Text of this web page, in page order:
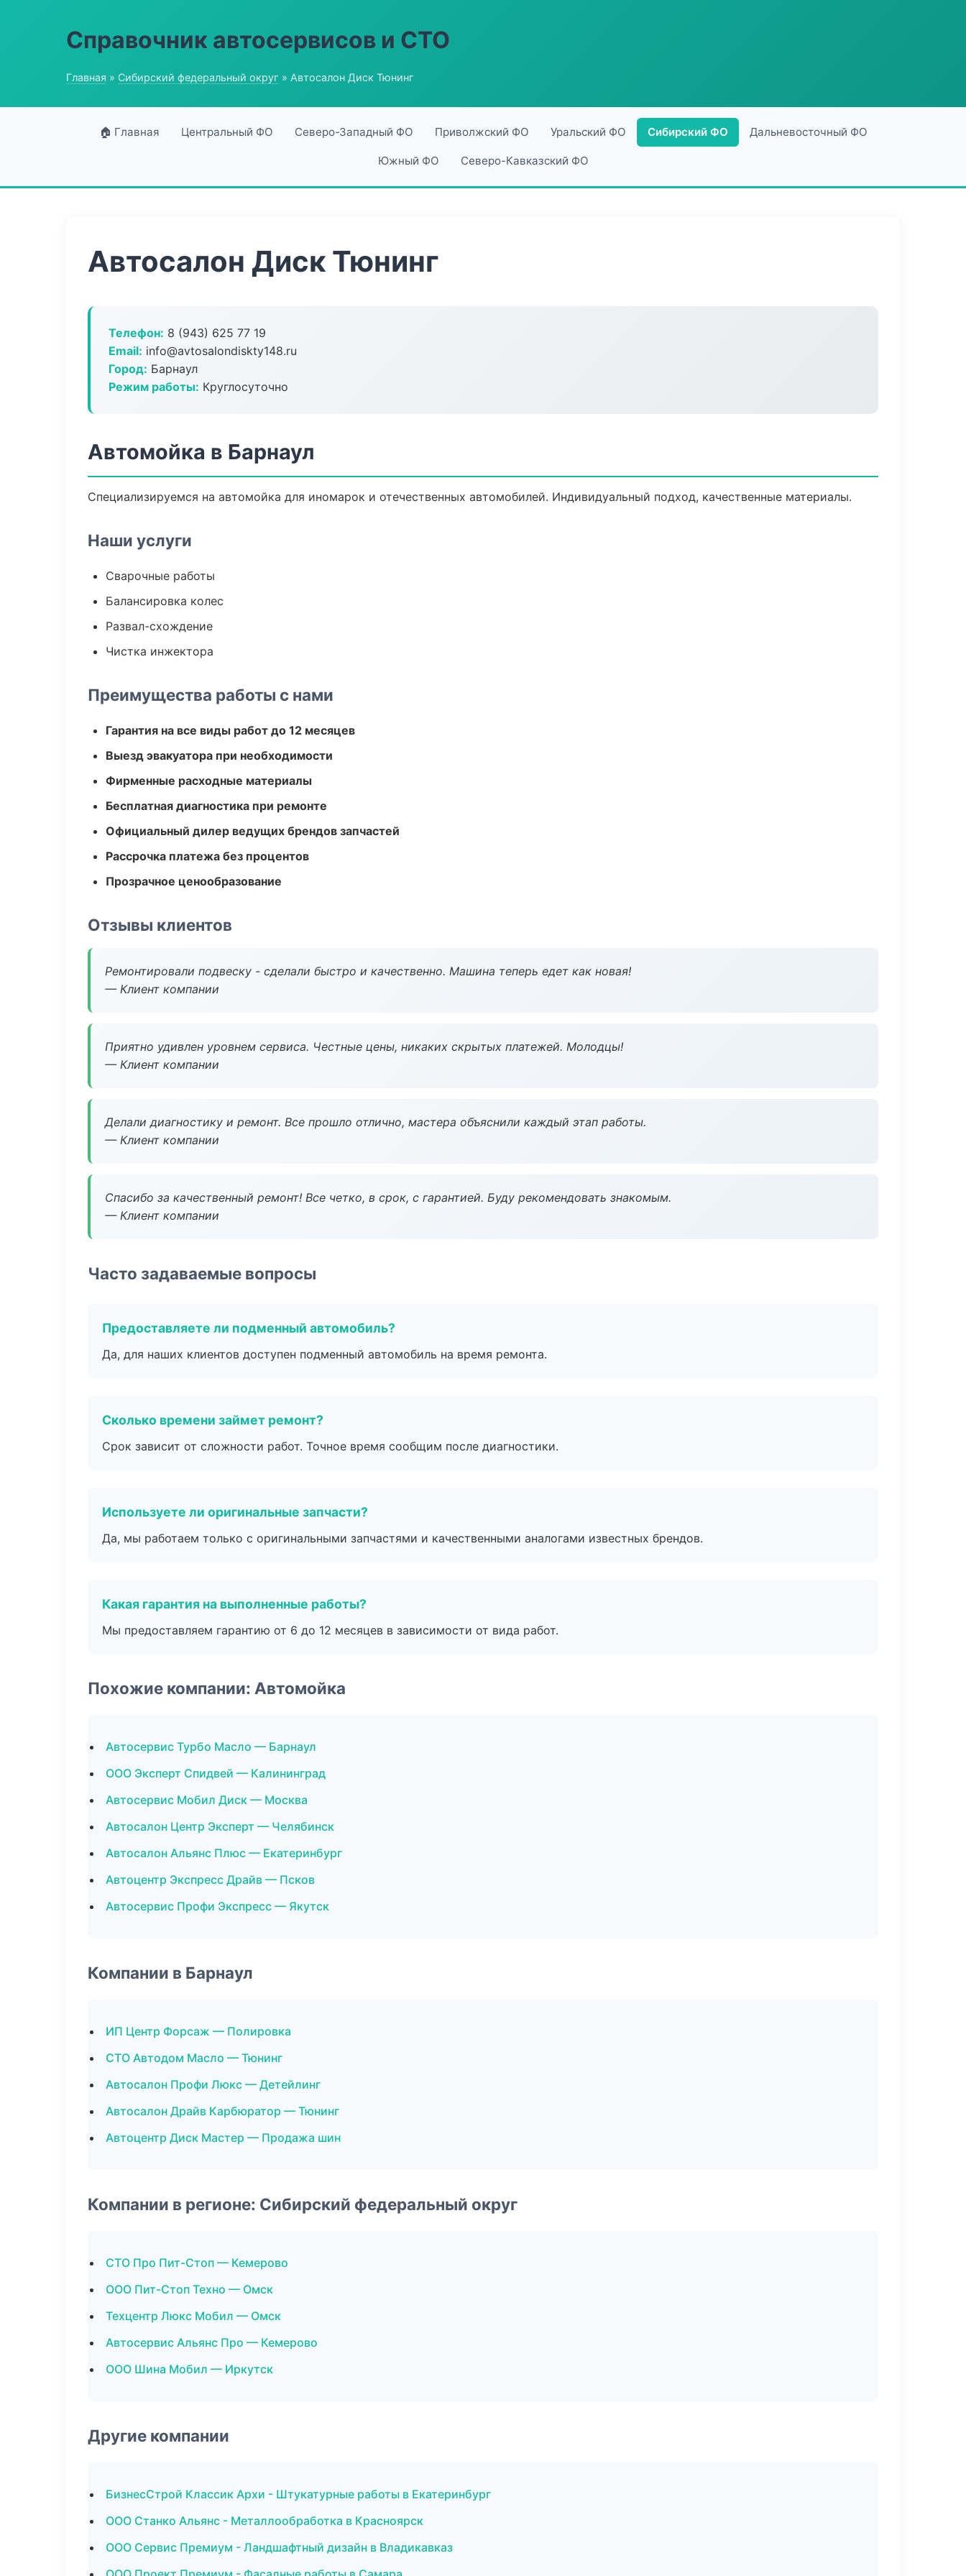
Справочник автосервисов и СТО
Главная » Сибирский федеральный округ » Автосалон Диск Тюнинг
🏠 Главная Центральный ФО Северо-Западный ФО Приволжский ФО Уральский ФО Сибирский ФО Дальневосточный ФО
Южный ФО Северо-Кавказский ФО
Автосалон Диск Тюнинг
Телефон: 8 (943) 625 77 19
Email: info@avtosalondiskty148.ru
Город: Барнаул
Режим работы: Круглосуточно
Автомойка в Барнаул
Специализируемся на автомойка для иномарок и отечественных автомобилей. Индивидуальный подход, качественные материалы.
Наши услуги
Сварочные работы
Балансировка колес
Развал-схождение
Чистка инжектора
Преимущества работы с нами
Гарантия на все виды работ до 12 месяцев
Выезд эвакуатора при необходимости
Фирменные расходные материалы
Бесплатная диагностика при ремонте
Официальный дилер ведущих брендов запчастей
Рассрочка платежа без процентов
Прозрачное ценообразование
Отзывы клиентов
Ремонтировали подвеску - сделали быстро и качественно. Машина теперь едет как новая!
— Клиент компании
Приятно удивлен уровнем сервиса. Честные цены, никаких скрытых платежей. Молодцы!
— Клиент компании
Делали диагностику и ремонт. Все прошло отлично, мастера объяснили каждый этап работы.
— Клиент компании
Спасибо за качественный ремонт! Все четко, в срок, с гарантией. Буду рекомендовать знакомым.
— Клиент компании
Часто задаваемые вопросы
Предоставляете ли подменный автомобиль?
Да, для наших клиентов доступен подменный автомобиль на время ремонта.
Сколько времени займет ремонт?
Срок зависит от сложности работ. Точное время сообщим после диагностики.
Используете ли оригинальные запчасти?
Да, мы работаем только с оригинальными запчастями и качественными аналогами известных брендов.
Какая гарантия на выполненные работы?
Мы предоставляем гарантию от 6 до 12 месяцев в зависимости от вида работ.
Похожие компании: Автомойка
Автосервис Турбо Масло — Барнаул
ООО Эксперт Спидвей — Калининград
Автосервис Мобил Диск — Москва
Автосалон Центр Эксперт — Челябинск
Автосалон Альянс Плюс — Екатеринбург
Автоцентр Экспресс Драйв — Псков
Автосервис Профи Экспресс — Якутск
Компании в Барнаул
ИП Центр Форсаж — Полировка
СТО Автодом Масло — Тюнинг
Автосалон Профи Люкс — Детейлинг
Автосалон Драйв Карбюратор — Тюнинг
Автоцентр Диск Мастер — Продажа шин
Компании в регионе: Сибирский федеральный округ
СТО Про Пит-Стоп — Кемерово
ООО Пит-Стоп Техно — Омск
Техцентр Люкс Мобил — Омск
Автосервис Альянс Про — Кемерово
ООО Шина Мобил — Иркутск
Другие компании
БизнесСтрой Классик Архи - Штукатурные работы в Екатеринбург
ООО Станко Альянс - Металлообработка в Красноярск
ООО Сервис Премиум - Ландшафтный дизайн в Владикавказ